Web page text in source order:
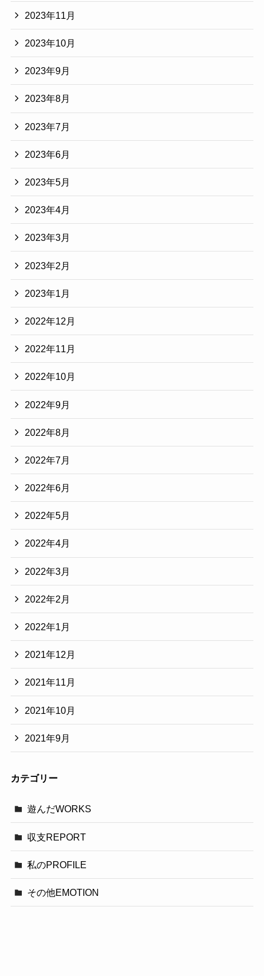
2023年11月
2023年10月
2023年9月
2023年8月
2023年7月
2023年6月
2023年5月
2023年4月
2023年3月
2023年2月
2023年1月
2022年12月
2022年11月
2022年10月
2022年9月
2022年8月
2022年7月
2022年6月
2022年5月
2022年4月
2022年3月
2022年2月
2022年1月
2021年12月
2021年11月
2021年10月
2021年9月
カテゴリー
遊んだWORKS
収支REPORT
私のPROFILE
その他EMOTION